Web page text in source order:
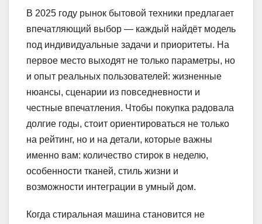
В 2025 году рынок бытовой техники предлагает
впечатляющий выбор — каждый найдёт модель
под индивидуальные задачи и приоритеты. На
первое место выходят не только параметры, но
и опыт реальных пользователей: жизненные
нюансы, сценарии из повседневности и
честные впечатления. Чтобы покупка радовала
долгие годы, стоит ориентироваться не только
на рейтинг, но и на детали, которые важны
именно вам: количество стирок в неделю,
особенности тканей, стиль жизни и
возможности интеграции в умный дом.
Когда стиральная машина становится не